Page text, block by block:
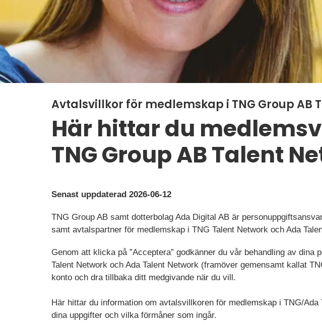
Avtalsvillkor för medlemskap i TNG Group AB
Här hittar du
TNG Group AB Talent
Senast uppdaterad 2026-06-12
TNG Group AB samt dotterbolag Ada Digital AB är
samt avtalspartner för medlemskap i TNG Talent Network och Ada
Genom att klicka på ”Acceptera” godkänner du vår behandling av
Talent Network och Ada Talent Network (framöver gemensamt kallat
konto och dra tillbaka ditt medgivande när du vill.
Här hittar du information om avtalsvillkoren för medlemskap i TNG/
dina uppgifter och vilka förmåner som ingår.